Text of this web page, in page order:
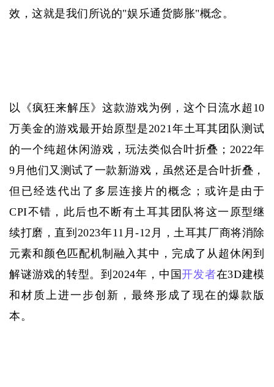
效，这就是我们所说的"娱乐通货膨胀"概念。
以《疯狂来解压》这款游戏为例，这个日流水超 10
万美金的游戏最开始原型是2021年土耳其团队测试
的一个纯超休闲游戏，玩法类似合叶折叠；2022年
9月他们又测试了一款新游戏，虽然还是合叶折叠，
但已经迭代出了多层连接片的概念；或许是由于
CPI不错，此后也不断有土耳其团队将这一原型继
续打磨，直到2023年11月-12月，土耳其厂商将消除
元素和颜色匹配机制融入其中，完成了从超休闲到
解谜游戏的转型。到2024年，中国开发者在3D建模
和材质上进一步创新，最终形成了现在的爆款版
本。